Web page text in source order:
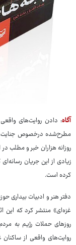
آگاه: دادن روایت‌های
مطرح‌شده درخصوص
روزانه هزاران خبر و
زیادی از این جریان
کرده است.
دفتر هنر و ادبیات بیداری
غزه‌ای» منتشر کرد که این
روزهای حملات رژیم به
روایت‌های واقعی از